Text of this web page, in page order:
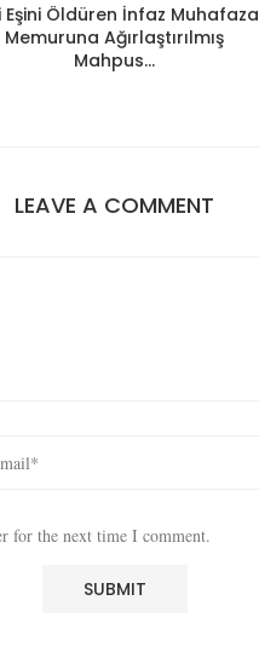
Eşini Öldüren İnfaz Muhafaza
Memuruna Ağırlaştırılmış
Mahpus...
LEAVE A COMMENT
for the next time I comment.